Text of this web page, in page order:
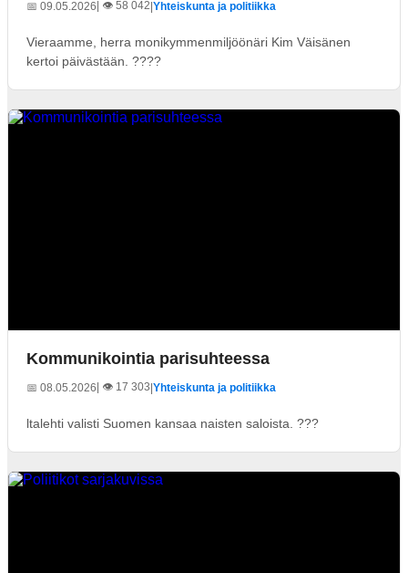
📅 09.05.2026| 👁️ 58 042 Yhteiskunta ja politiikka
Vieraamme, herra monikymmenmiljöönäri Kim Väisänen
kertoi päivästään. ????
Kommunikointia parisuhteessa
📅 08.05.2026| 👁️ 17 303 Yhteiskunta ja politiikka
ltalehti valisti Suomen kansaa naisten saloista. ???